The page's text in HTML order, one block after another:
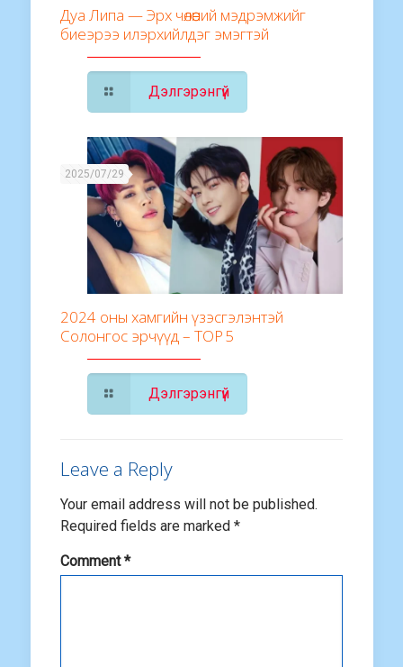
Дуа Липа — Эрх чөлөөний мэдрэмжийг
биеэрээ илэрхийлдэг эмэгтэй
Дэлгэрэнгүй
2025/07/29
2024 оны хамгийн үзэсгэлэнтэй
Солонгос эрчүүд – TOP 5
Дэлгэрэнгүй
Leave a Reply
Your email address will not be published.
Required fields are marked *
Comment*